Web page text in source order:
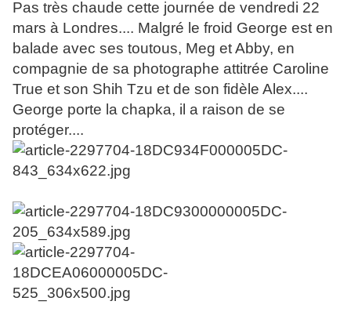
Pas très chaude cette journée de vendredi 22
mars à Londres.... Malgré le froid George est en
balade avec ses toutous, Meg et Abby, en
compagnie de sa photographe attitrée Caroline
True et son Shih Tzu et de son fidèle Alex....
George porte la chapka, il a raison de se
protéger....